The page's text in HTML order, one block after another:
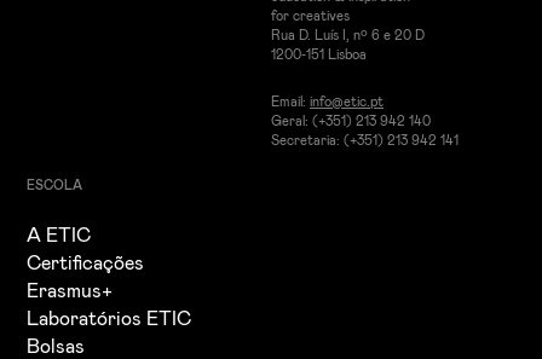
for creatives
Rua D. Luís I, nº 6 e 20 D
1200-151 Lisboa
Email: info@etic.pt
Geral: (+351) 213 942 140
Secretaria: (+351) 213 942 141
ESCOLA
A ETIC
Certificações
Erasmus+
Laboratórios ETIC
Bolsas